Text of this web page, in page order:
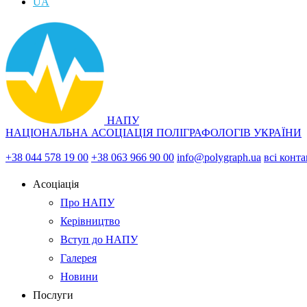
НАПУ
НАЦІОНАЛЬНА АСОЦІАЦІЯ ПОЛІГРАФОЛОГІВ УКРАЇНИ
+38 044 578 19 00 +38 063 966 90 00 info@polygraph.ua всі
Асоціація
Про НАПУ
Керівництво
Вступ до НАПУ
Галерея
Новини
Послуги